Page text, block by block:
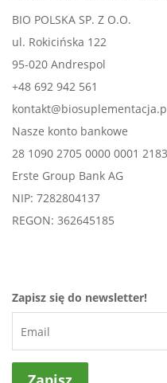
BIO POLSKA SP. Z O.O.
ul. Rokicińska 122
95-020 Andrespol
+48 692 942 561
Nasze konto bankowe
28 1090 2705 0000 0001
Erste Group Bank AG
NIP: 7282804137
REGON: 362645185
Zapisz się do newsletter!